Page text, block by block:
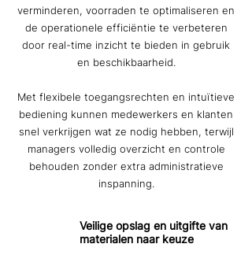
verminderen, voorraden te optimaliseren en
de operationele efficiëntie te verbeteren
door real-time inzicht te bieden in gebruik
en beschikbaarheid.
Met flexibele toegangsrechten en intuïtieve
bediening kunnen medewerkers en klanten
snel verkrijgen wat ze nodig hebben, terwijl
managers volledig overzicht en controle
behouden zonder extra administratieve
inspanning.
Veilige opslag en uitgifte van
materialen naar keuze